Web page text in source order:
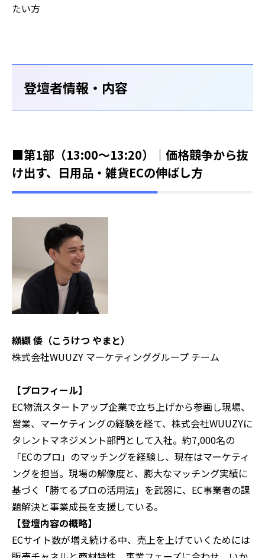
たい方
登壇者情報・内容
■第1部（13:00～13:20）｜価格競争から抜
け出す、日用品・雑貨ECの伸ばし方
纐纈 倭（こうけつ やまと）
株式会社WUUZY マーケティンググループ チーム
‍【プロフィール】
EC物流スタートアップ企業で立ち上げから参画し現場、
営業、マーケティングの経験を経て、株式会社WUUZYに
タレントマネジメント部門として入社。約7,000名の
「ECのプロ」のマッチングを経験し、現在はマーケティ
ングを担当。現場の解像度と、膨大なマッチング実績に
基づく「勝てるプロの活用法」を武器に、EC事業者の課
題解決と事業成長を支援している。
【登壇内容の概略】
ECサイト数が増え続ける中、売上を上げていくためには